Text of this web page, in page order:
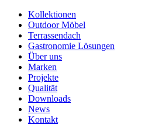
Skip
content
Kollektionen
Outdoor Möbel
Terrassendach
Gastronomie Lösungen
Über uns
Marken
Projekte
Qualität
Downloads
News
Kontakt